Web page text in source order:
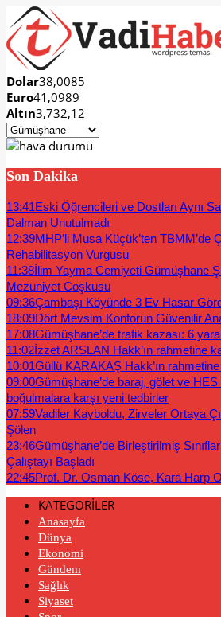
Dolar38,0085
Euro41,0989
Altın3,732,12
Son Dakika
13:41Eski Öğrencileri ve Dostları Aynı
Dalman Unutulmadı
12:39MHP’li Musa Küçük’ten TBMM’de
Rehabilitasyon Vurgusu
11:38İlim Yayma Cemiyeti Gümüşhane
Mezuniyet Coşkusu
09:36Çambaşı Köyünde 3 Ev Hasar
18:09Dört Mevsim Konforun Güvenilir
17:08Gümüşhane’de trafik kazası: 6
11:02İzzet ARSLAN Hakk’ın rahmetine
10:01Güllü KARAKAŞ Hakk’ın
09:00Gümüşhane’de baraj, gölet ve HES
boğulmalara karşı yeni tedbirler
07:59Vadiler Kayboldu, Zirveler Ortaya
Şölen
23:46Gümüşhane’de Birleştirilmiş
Çalıştayı Başladı
22:45Prof. Dr. Osman Köse, Kara Harp
KATEGORİLER
Anasayfa
Dünya
Ekonomi
Gündem
Sağlık
Siyaset